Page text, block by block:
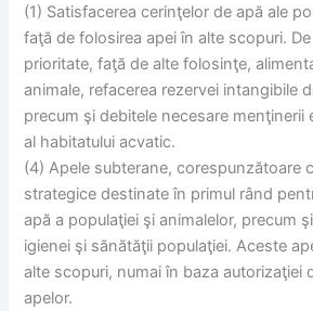
(1) Satisfacerea cerinţelor de apă ale
faţă de folosirea apei în alte scopuri.
prioritate, faţă de alte folosinţe,
animale, refacerea rezervei intangibile
precum şi debitele necesare menţinerii
al habitatului acvatic.
(4) Apele subterane, corespunzătoare
strategice destinate în primul rând
apă a populaţiei şi animalelor, precum
igienei şi sănătăţii populaţiei. Aceste
alte scopuri, numai în baza autorizaţiei
apelor.